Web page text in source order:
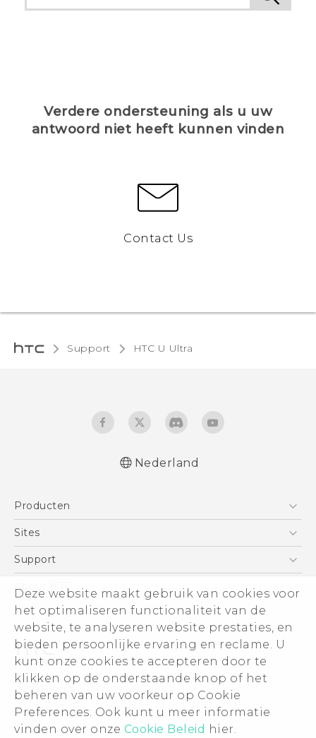
Deze website maakt gebruik van cookies voor
het optimaliseren functionaliteit van de
website, te analyseren website prestaties, en
bieden persoonlijke ervaring en reclame. U
kunt onze cookies te accepteren door te
klikken op de onderstaande knop of het
beheren van uw voorkeur op Cookie
Preferences. Ook kunt u meer informatie
vinden over onze Cookie Beleid hier.
Verdere ondersteuning als u uw
antwoord niet heeft kunnen vinden
Contact Us
Support HTC U Ultra‎
Nederlands - Gebruikershandleiding
wettelijke voorschriften
Deutsch - Informationen zur Sicherheit und
behördliche Bestimmungen
English - Quick start guide
English - User manual
English - Safety and regulatory guide
Nederland
Producten
Telefoons
Vive
Accessoires
Sites
HTC Vive
Aan de slag
Support
Support voor eCommerce
About HTC
ESG
Informatie over het bedrijf
Voor beleggers (engels)
Cookie Preferences
Vacatures
Security and Privacy Whitepaper
© 2011-2026 HTC Corporation
Legal terms